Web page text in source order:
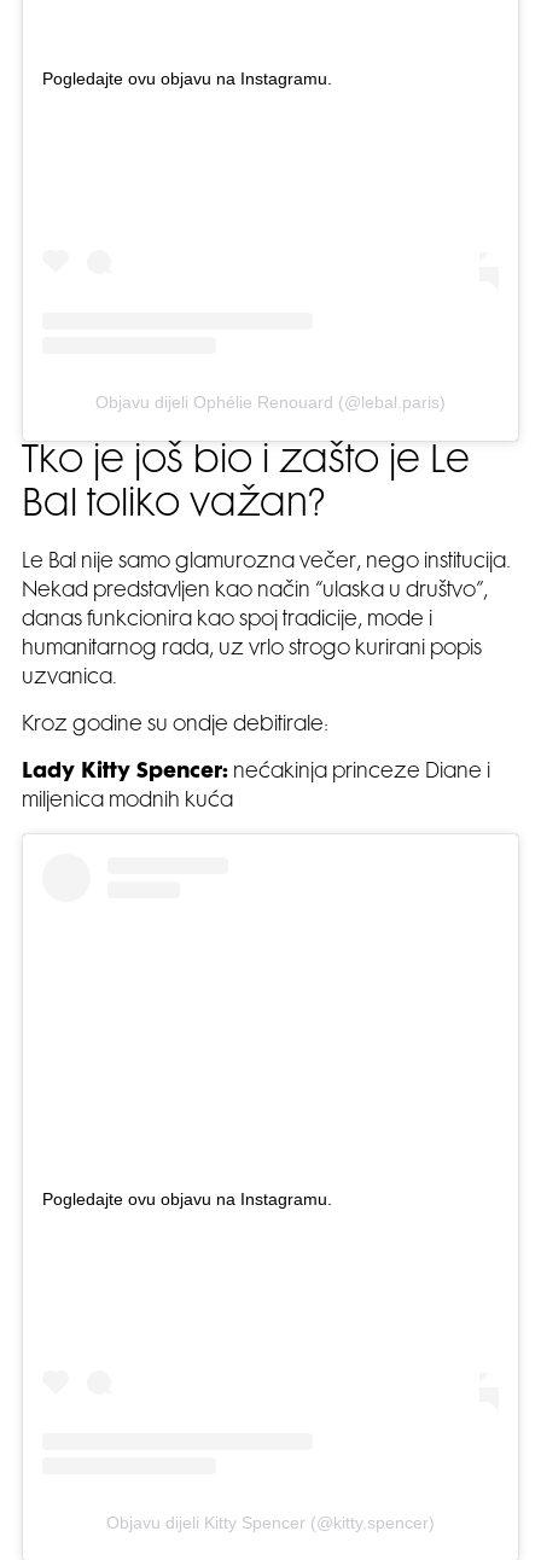
Pogledajte ovu objavu na Instagramu.
Objavu dijeli Ophélie Renouard (@lebal.paris)
Tko je još bio i zašto je Le
Bal toliko važan?
Le Bal nije samo glamurozna večer, nego institucija.
Nekad predstavljen kao način “ulaska u društvo”,
danas funkcionira kao spoj tradicije, mode i
humanitarnog rada, uz vrlo strogo kurirani popis
uzvanica.
Kroz godine su ondje debitirale:
Lady Kitty Spencer: nećakinja princeze Diane i
miljenica modnih kuća
Pogledajte ovu objavu na Instagramu.
Objavu dijeli Kitty Spencer (@kitty.spencer)